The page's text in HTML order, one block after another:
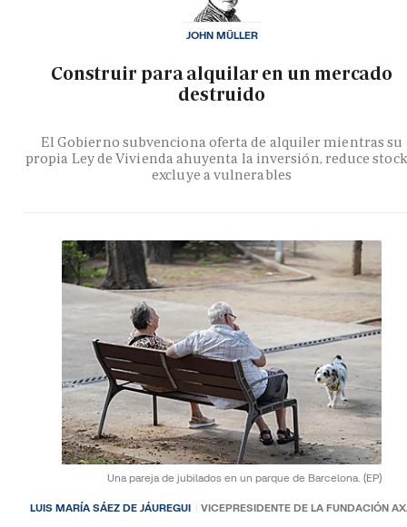
Construir para alquilar en un mercado
destruido
El Gobierno subvenciona oferta de alquiler mientras su
propia Ley de Vivienda ahuyenta la inversión, reduce
excluye a vulnerables
JOHN MÜLLER
Una pareja de jubilados en un parque de Barcelona. (EP)
LUIS MARÍA SÁEZ DE JÁUREGUI VICEPRESIDENTE DE LA FUNDACIÓN